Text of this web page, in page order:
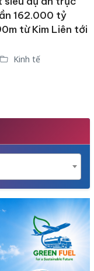
162.000 tỷ
từ Kim Liên tới
Kinh tế